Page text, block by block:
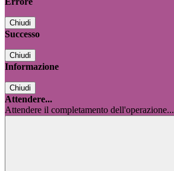
Chiudi
Successo
Chiudi
Informazione
Chiudi
Attendere...
Attendere il completamento dell'operazione...